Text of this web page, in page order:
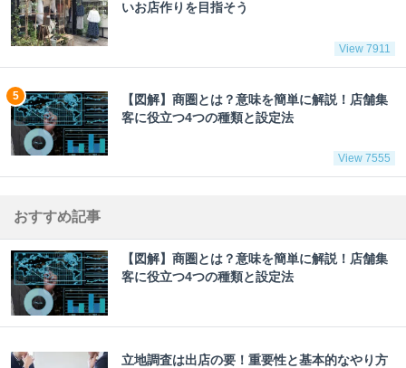
いお店作りを目指そう
View 7911
【図解】商圏とは？意味を簡単に解説！店舗集
客に役立つ4つの種類と設定法
View 7555
おすすめ記事
【図解】商圏とは？意味を簡単に解説！店舗集
客に役立つ4つの種類と設定法
立地調査は出店の要！重要性と基本的なやり方